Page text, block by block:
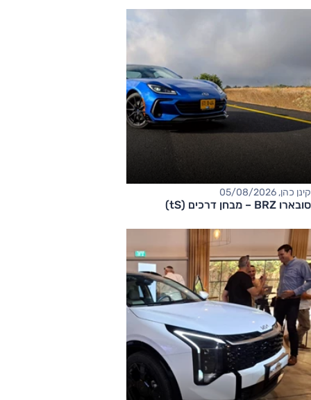
קינן כהן, 05/08/2026
סובארו BRZ – מבחן דרכים (tS)